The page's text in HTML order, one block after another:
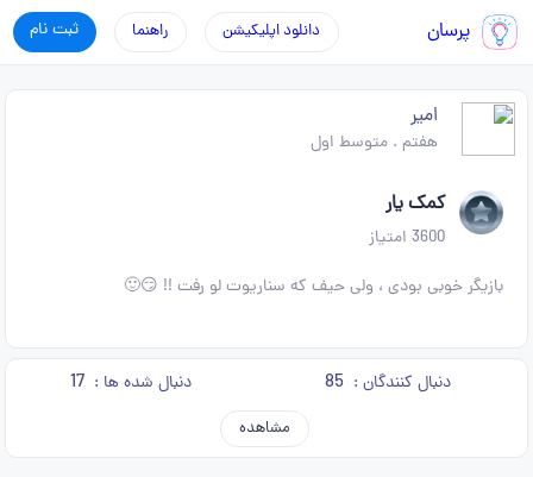
پرسان ثبت نام راهنما دانلود اپلیکیشن
امیر
هفتم .متوسط اول
کمک یار
3600 امتیاز
بازیگر خوبی بودی ، ولی حیف که سناریوت لو رفت !! 😏🙂
دنبال کنندگان : 85 دنبال شده ها : 17
مشاهده